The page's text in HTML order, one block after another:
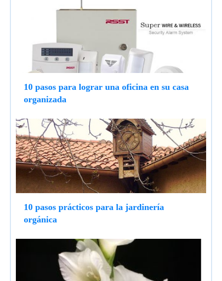
10 pasos para lograr una oficina en su casa
organizada
10 pasos prácticos para la jardinería
orgánica